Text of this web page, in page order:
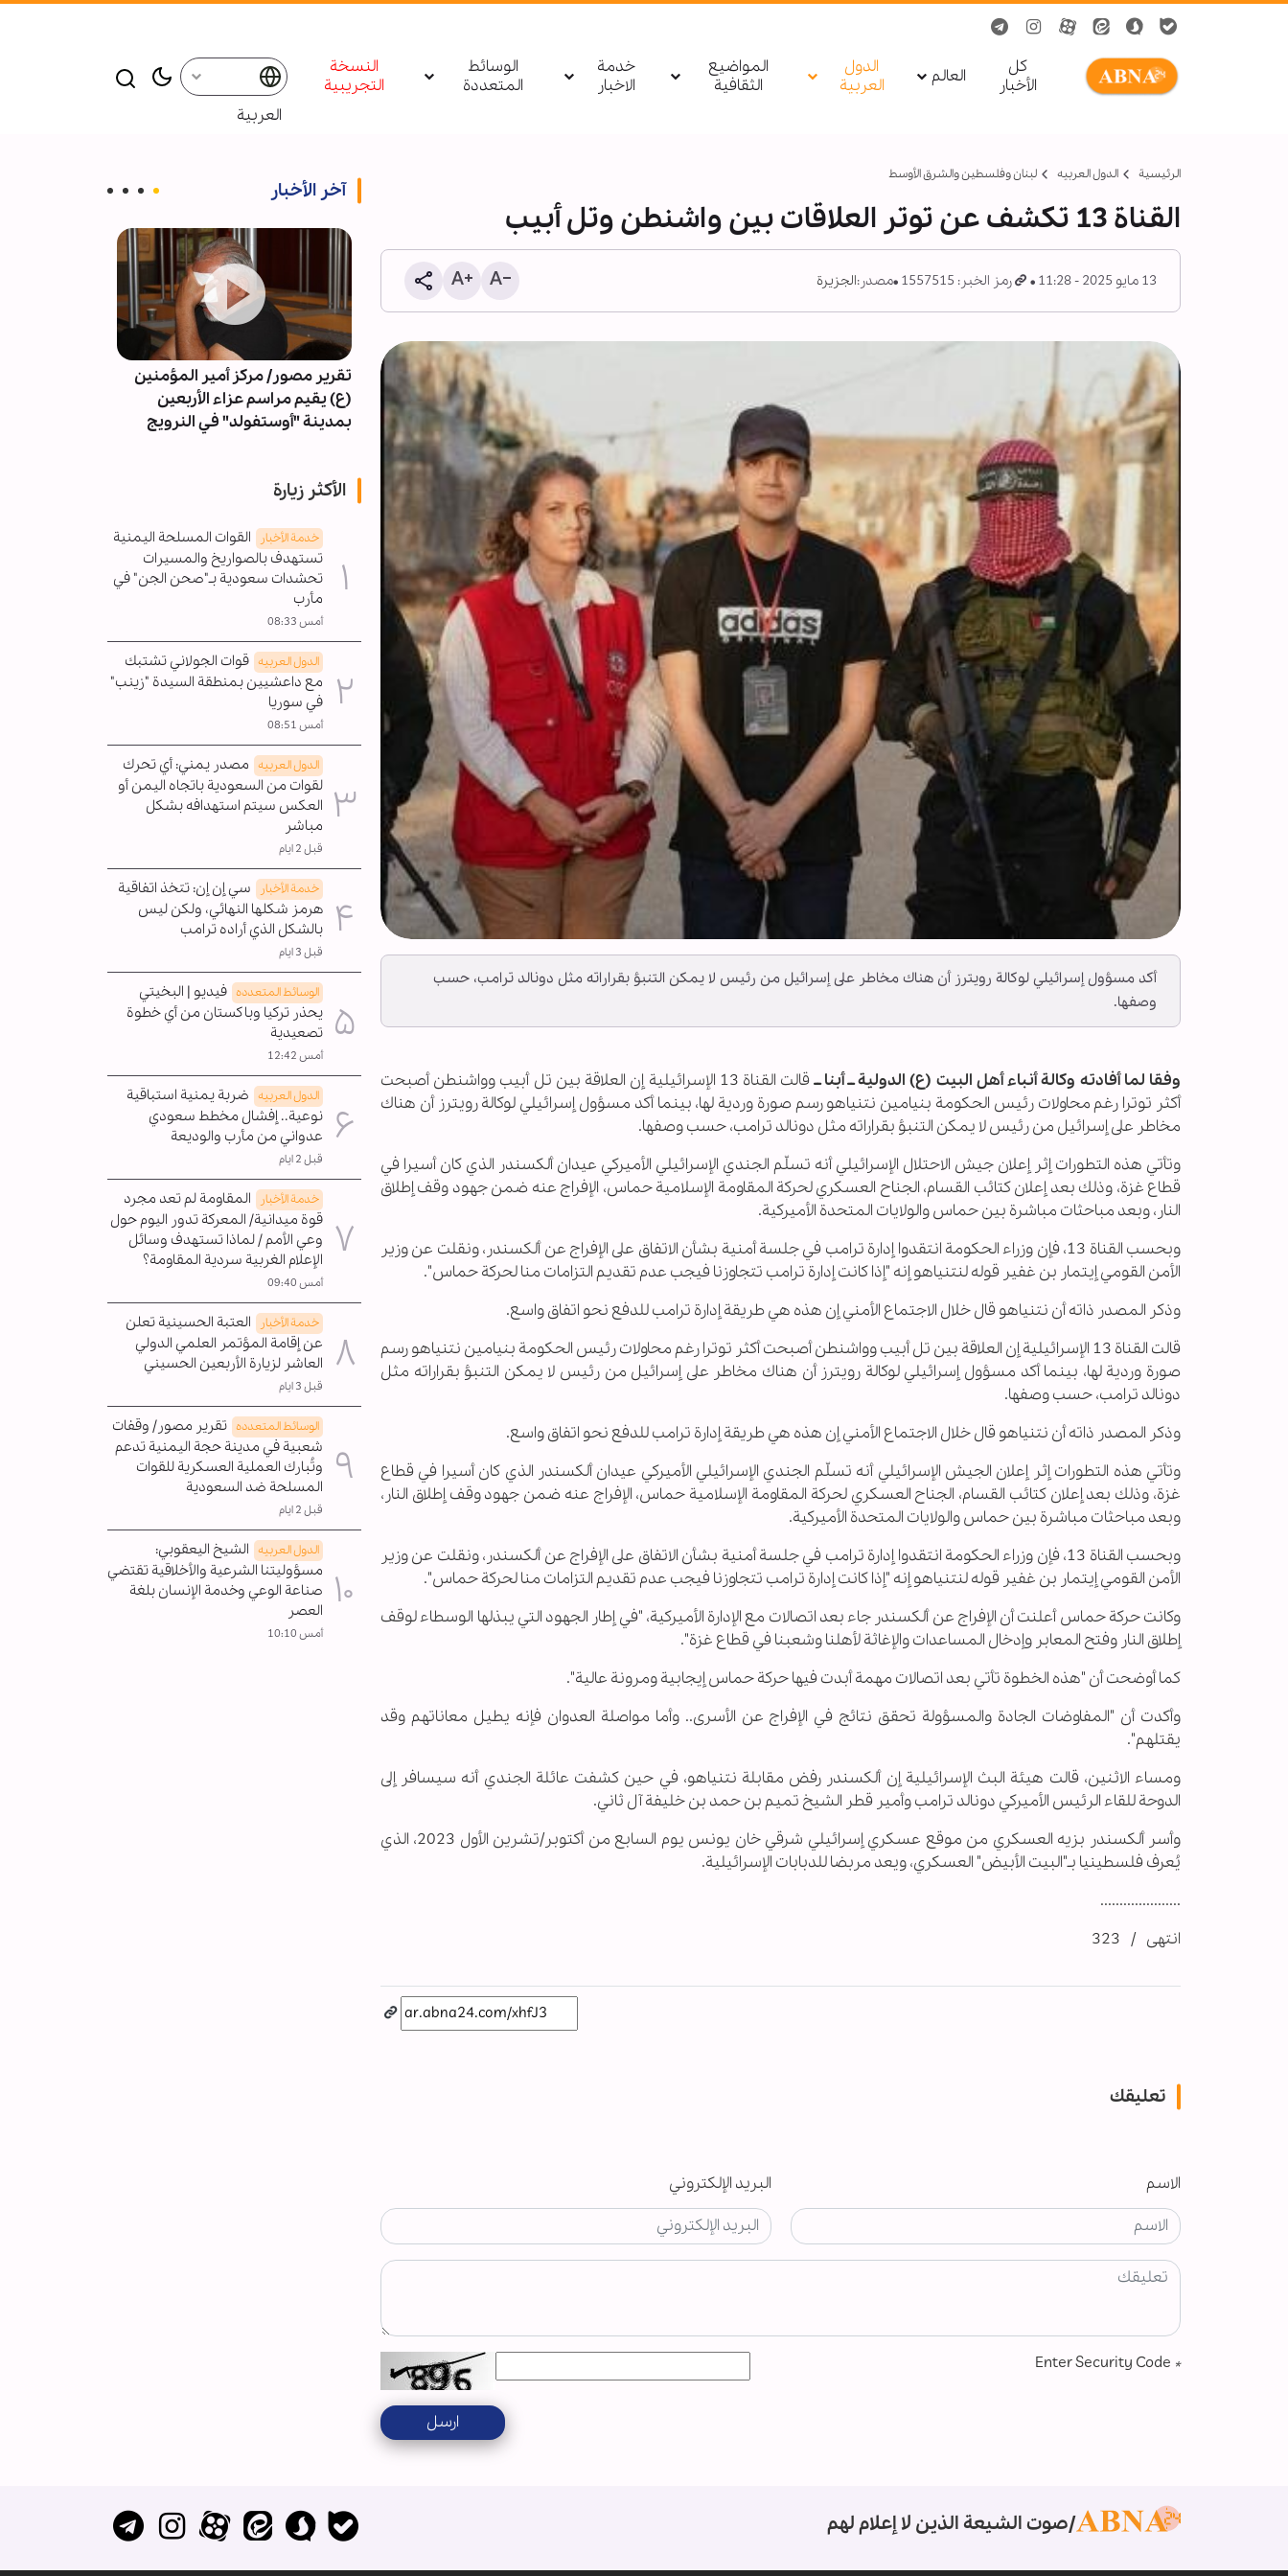
کل
الأخبار
العالم
الدول
العربیة
المواضيع
الثقافية
خدمة
الاخبار
الوسائط
المتعددة
النسخة
التجريبية
العربية
الرئيسية الدول العربیه لبنان وفلسطين والشرق الأوسط
القناة 13 تكشف عن توتر العلاقات بين واشنطن وتل أبيب
13 مايو 2025 - 11:28 رمز الخبر: 1557515 مصدر:الجزيرة
أكد مسؤول إسرائيلي لوكالة رويترز أن هناك مخاطر على إسرائيل من رئيس لا يمكن التنبؤ بقراراته مثل دونالد ترامب، حسب
وصفها.
وفقا لما أفادته وكالة أنباء أهل البيت (ع) الدولية ــ أبنا ــ
قالت القناة 13 الإسرائيلية إن العلاقة بين تل أبيب وواشنطن أصبحت
أكثر توترا رغم محاولات رئيس الحكومة بنيامين نتنياهو رسم صورة وردية لها، بينما أكد مسؤول إسرائيلي لوكالة رويترز أن هناك
مخاطر على إسرائيل من رئيس لا يمكن التنبؤ بقراراته مثل دونالد ترامب، حسب وصفها.
وتأتي هذه التطورات إثر إعلان جيش الاحتلال الإسرائيلي أنه تسلّم الجندي الإسرائيلي الأميركي عيدان ألكسندر الذي كان أسيرا في
قطاع غزة، وذلك بعد إعلان كتائب القسام، الجناح العسكري لحركة المقاومة الإسلامية حماس، الإفراج عنه ضمن جهود وقف إطلاق
النار، وبعد مباحثات مباشرة بين حماس والولايات المتحدة الأميركية.
وبحسب القناة 13، فإن وزراء الحكومة انتقدوا إدارة ترامب في جلسة أمنية بشأن الاتفاق على الإفراج عن ألكسندر، ونقلت عن وزير
الأمن القومي إيتمار بن غفير قوله لنتنياهو إنه "إذا كانت إدارة ترامب تتجاوزنا فيجب عدم تقديم التزامات منا لحركة حماس".
وذكر المصدر ذاته أن نتنياهو قال خلال الاجتماع الأمني إن هذه هي طريقة إدارة ترامب للدفع نحو اتفاق واسع.
قالت القناة 13 الإسرائيلية إن العلاقة بين تل أبيب وواشنطن أصبحت أكثر توترا رغم محاولات رئيس الحكومة بنيامين نتنياهو رسم
صورة وردية لها، بينما أكد مسؤول إسرائيلي لوكالة رويترز أن هناك مخاطر على إسرائيل من رئيس لا يمكن التنبؤ بقراراته مثل
دونالد ترامب، حسب وصفها.
وذكر المصدر ذاته أن نتنياهو قال خلال الاجتماع الأمني إن هذه هي طريقة إدارة ترامب للدفع نحو اتفاق واسع.
وتأتي هذه التطورات إثر إعلان الجيش الإسرائيلي أنه تسلّم الجندي الإسرائيلي الأميركي عيدان ألكسندر الذي كان أسيرا في قطاع
غزة، وذلك بعد إعلان كتائب القسام، الجناح العسكري لحركة المقاومة الإسلامية حماس، الإفراج عنه ضمن جهود وقف إطلاق النار،
وبعد مباحثات مباشرة بين حماس والولايات المتحدة الأميركية.
وبحسب القناة 13، فإن وزراء الحكومة انتقدوا إدارة ترامب في جلسة أمنية بشأن الاتفاق على الإفراج عن ألكسندر، ونقلت عن وزير
الأمن القومي إيتمار بن غفير قوله لنتنياهو إنه "إذا كانت إدارة ترامب تتجاوزنا فيجب عدم تقديم التزامات منا لحركة حماس".
وكانت حركة حماس أعلنت أن الإفراج عن ألكسندر جاء بعد اتصالات مع الإدارة الأميركية، "في إطار الجهود التي يبذلها الوسطاء لوقف
إطلاق النار وفتح المعابر وإدخال المساعدات والإغاثة لأهلنا وشعبنا في قطاع غزة".
كما أوضحت أن "هذه الخطوة تأتي بعد اتصالات مهمة أبدت فيها حركة حماس إيجابية ومرونة عالية".
وأكدت أن "المفاوضات الجادة والمسؤولة تحقق نتائج في الإفراج عن الأسرى.. وأما مواصلة العدوان فإنه يطيل معاناتهم وقد
يقتلهم".
ومساء الاثنين، قالت هيئة البث الإسرائيلية إن ألكسندر رفض مقابلة نتنياهو، في حين كشفت عائلة الجندي أنه سيسافر إلى
الدوحة للقاء الرئيس الأميركي دونالد ترامب وأمير قطر الشيخ تميم بن حمد بن خليفة آل ثاني.
وأسر ألكسندر بزيه العسكري من موقع عسكري إسرائيلي شرقي خان يونس يوم السابع من أكتوبر/تشرين الأول 2023، الذي
يُعرف فلسطينيا بـ"البيت الأبيض" العسكري، ويعد مربضا للدبابات الإسرائيلية.
.....................
انتهى / 323
تعليقك
الاسم البريد الإلكتروني
*
ارسل
آخر الأخبار
قسم الشؤون الفكرية التابع للعتبة
العباسية يصدر كتابًا عن زيارة
الأربعين وأهدافها
تقرير مصور/ مركز أمير المؤمنين
(ع) يقيم مراسم عزاء الأربعين
بمدينة "أوستفولد" في النرويج
الأكثر زيارة
خدمة الأخبار
القوات المسلحة اليمنية
تستهدف بالصواريخ والمسيرات
تحشدات سعودية بـ"صحن الجن" في
مأرب
أمس 08:33
الدول العربیه قوات الجولاني تشتبك
مع داعشيين بمنطقة السيدة "زينب"
في سوريا
أمس 08:51
الدول العربیه مصدر يمني: أي تحرك
لقوات من السعودية باتجاه اليمن أو
العكس سيتم استهدافه بشكل
مباشر
قبل 2 ايام
خدمة الأخبار
سي إن إن: تتخذ اتفاقية
هرمز شكلها النهائي، ولكن ليس
بالشكل الذي أراده ترامب
قبل 3 ايام
الوسائط المتعدده فيديو | البخيتي
يحذر تركيا وباكستان من أي خطوة
تصعيدية
أمس 12:42
الدول العربیه ضربة يمنية استباقية
نوعية.. إفشال مخطط سعودي
عدواني من مأرب والوديعة
قبل 2 ايام
خدمة الأخبار
المقاومة لم تعد مجرد
قوة ميدانية/ المعركة تدور اليوم حول
وعي الأمم / لماذا تستهدف وسائل
الإعلام الغربية سردية المقاومة؟
أمس 09:40
خدمة الأخبار
العتبة الحسينية تعلن
عن إقامة المؤتمر العلمي الدولي
العاشر لزيارة الأربعين الحسيني
قبل 3 ايام
الوسائط المتعدده تقرير مصور/ وقفات
شعبية في مدينة حجة اليمنية تدعم
وتُبارك العملية العسكرية للقوات
المسلحة ضد السعودية
قبل 2 ايام
الدول العربیه الشيخ اليعقوبي:
مسؤوليتنا الشرعية والأخلاقية تقتضي
صناعة الوعي وخدمة الإنسان بلغة
العصر
أمس 10:10
صوت الشيعة الذين لا إعلام لهم